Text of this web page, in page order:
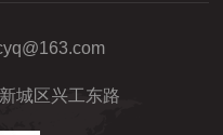
城区兴工东路